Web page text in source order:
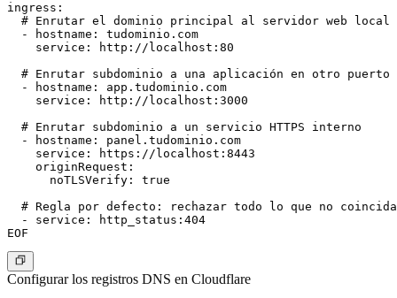
ingress:
  # Enrutar el dominio principal al servidor web local
  - hostname: tudominio.com
    service: http://localhost:80
  # Enrutar subdominio a una aplicación en otro puerto
  - hostname: app.tudominio.com
    service: http://localhost:3000
  # Enrutar subdominio a un servicio HTTPS interno
  - hostname: panel.tudominio.com
    service: https://localhost:8443
    originRequest:
      noTLSVerify: true
  # Regla por defecto: rechazar todo lo que no coincida
  - service: http_status:404
Configurar los registros DNS en Cloudflare